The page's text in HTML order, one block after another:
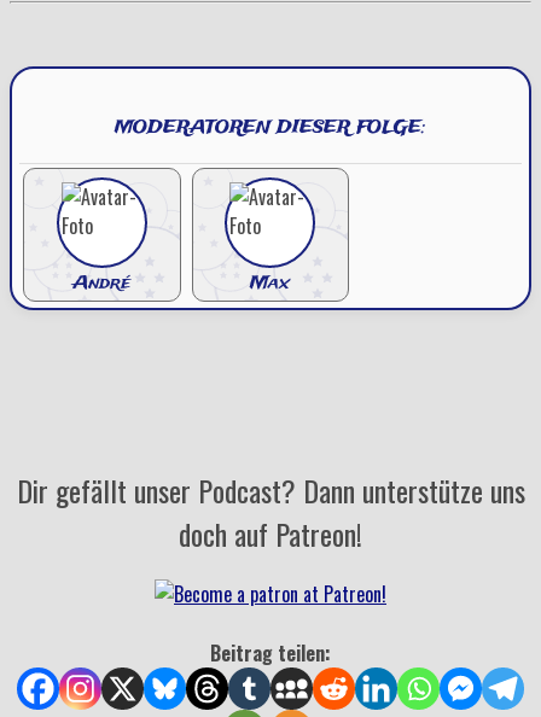
MODERATOREN DIESER FOLGE:
André Max
Dir gefällt unser Podcast? Dann unterstütze uns
doch auf Patreon!
Beitrag teilen: